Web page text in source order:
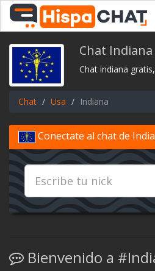
Chat
Chat indiana
Chat Usa Indiana
Conectate al chat de
Bienvenido a